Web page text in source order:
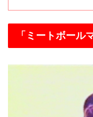
「ミートボール